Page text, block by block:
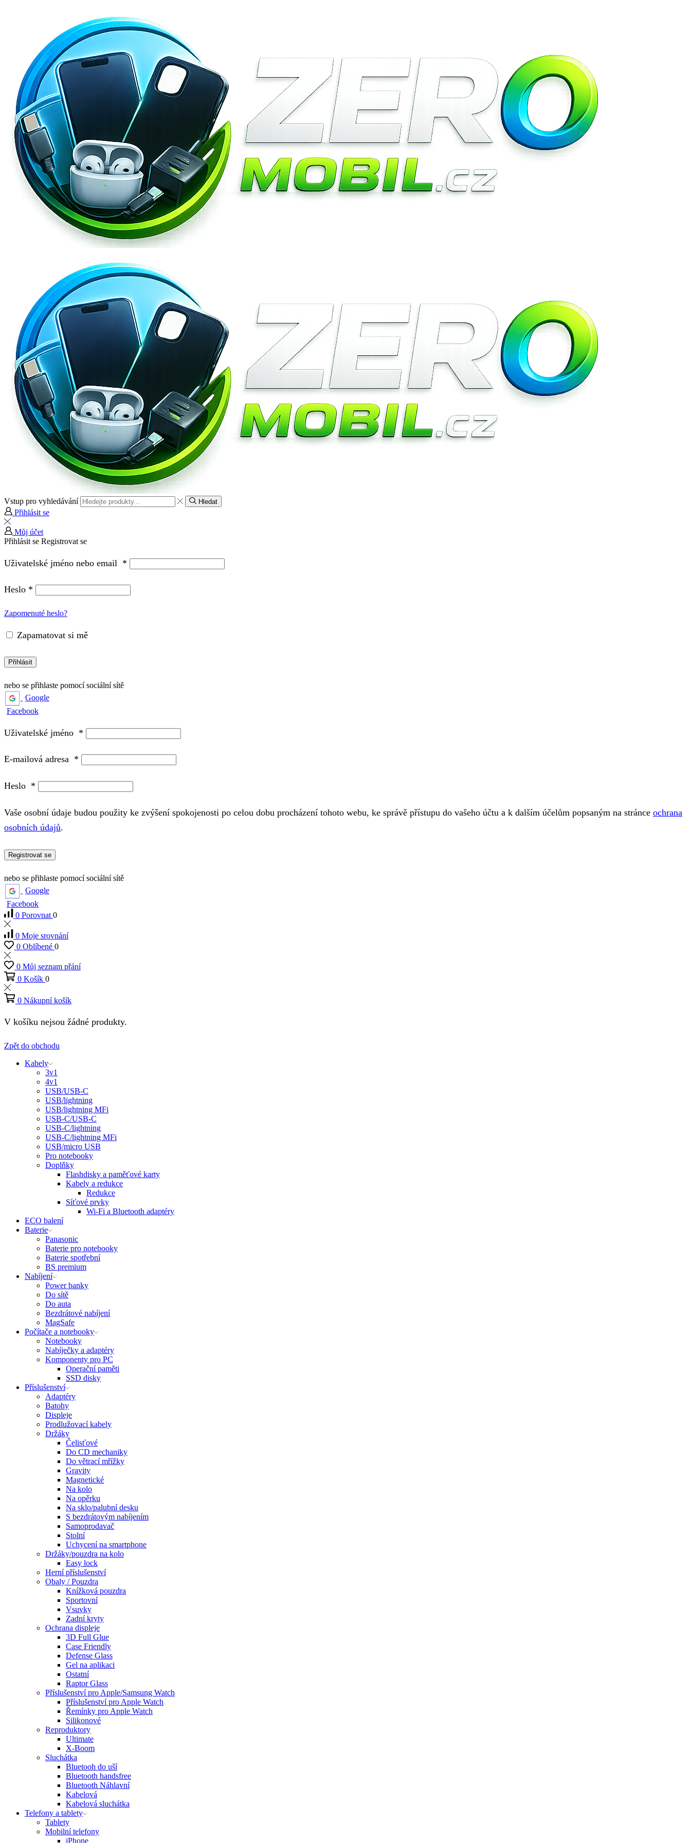
Vstup pro vyhledávání Hledat
Přihlásit se
Můj účet
Přihlásit se Registrovat se
Uživatelské jméno nebo email *
Heslo *
Zapomenuté heslo?
Zapamatovat si mě
Přihlásit
nebo se přihlaste pomocí sociální sítě
Google
Facebook
Uživatelské jméno *
E-mailová adresa *
Heslo *
Vaše osobní údaje budou použity ke zvýšení spokojenosti po celou dobu procházení tohoto webu, ke správě přístupu do vašeho účtu a k dalším účelům popsaným na stránce ochrana
osobních údajů.
Registrovat se
nebo se přihlaste pomocí sociální sítě
Google
Facebook
0 Porovnat 0
0 Moje srovnání
0 Oblíbené 0
0 Můj seznam přání
0 Košík 0
0 Nákupní košík
V košíku nejsou žádné produkty.
Zpět do obchodu
Kabely
3v1
4v1
USB/USB-C
USB/lightning
USB/lightning MFi
USB-C/USB-C
USB-C/lightning
USB-C/lightning MFi
USB/micro USB
Pro notebooky
Doplňky
Flashdisky a paměťové karty
Kabely a redukce
Redukce
Síťové prvky
Wi-Fi a Bluetooth adaptéry
ECO balení
Baterie
Panasonic
Baterie pro notebooky
Baterie spotřební
BS premium
Nabíjení
Power banky
Do sítě
Do auta
Bezdrátové nabíjení
MagSafe
Počítače a notebooky
Notebooky
Nabíječky a adaptéry
Komponenty pro PC
Operační paměti
SSD disky
Příslušenství
Adaptéry
Batohy
Displeje
Prodlužovací kabely
Držáky
Čelisťové
Do CD mechaniky
Do větrací mřížky
Gravity
Magnetické
Na kolo
Na opěrku
Na sklo/palubní desku
S bezdrátovým nabíjením
Samoprodavač
Stolní
Uchycení na smartphone
Držáky/pouzdra na kolo
Easy lock
Herní příslušenství
Obaly / Pouzdra
Knížková pouzdra
Sportovní
Vsuvky
Zadní kryty
Ochrana displeje
3D Full Glue
Case Friendly
Defense Glass
Gel na aplikaci
Ostatní
Raptor Glass
Příslušenství pro Apple/Samsung Watch
Příslušenství pro Apple Watch
Řemínky pro Apple Watch
Silikonové
Reproduktory
Ultimate
X-Boom
Sluchátka
Bluetooh do uší
Bluetooth handsfree
Bluetooth Náhlavní
Kabelová
Kabelová sluchátka
Telefony a tablety
Tablety
Mobilní telefony
iPhone